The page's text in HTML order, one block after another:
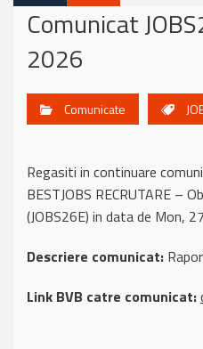
Comunicat
2026
Comunicate
Regasiti in continuare
BESTJOBS RECRUTARE –
(JOBS26E) in data de Mon,
Descriere comunicat:
Link BVB catre comunicat: